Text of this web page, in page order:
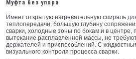
Муфта без упoра
Имеет открытую нагревательную спираль
теплопередачи, большую глубину
сварки, холодные зоны по бокам и в
вытекание расплавленной массы, не
держателей и приспособлений. С
визуального контроля процесса сварки.